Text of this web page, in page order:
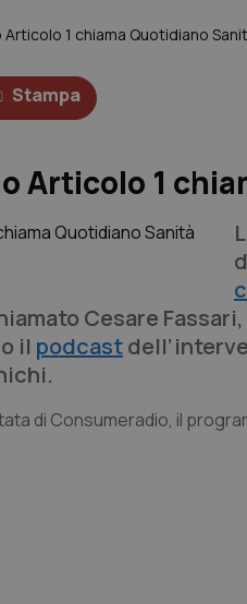
1 chiama Quotidiano
Stampa
Articolo 1
Cesare
il podcast
di Consumeradio, il